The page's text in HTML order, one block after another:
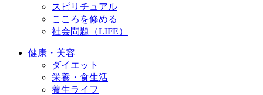
スピリチュアル
こころを修める
社会問題（LIFE）
健康・美容
ダイエット
栄養・食生活
養生ライフ